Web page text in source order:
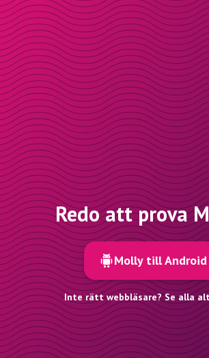
Redo att prova
Molly till Android
Inte rätt webbläsare? Se alla